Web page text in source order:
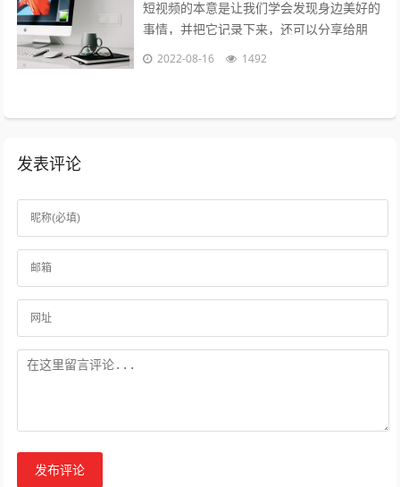
短视频的本意是让我们学会发现身边美好的
事情，并把它记录下来，还可以分享给朋
友，制作短视频的意义在于让关心你的人了
2022-08-16 1492
发表评论
发布评论